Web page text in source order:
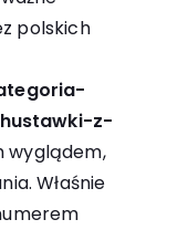
polskich
z-
wyglądem,
Właśnie